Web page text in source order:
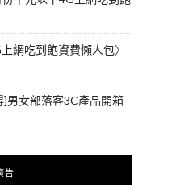
網吃到飽資費懶人包〉
]男女部落客3C產品開箱
告